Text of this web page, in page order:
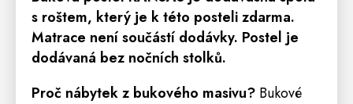
s roštem, který je k této posteli zdarma.
Matrace není součástí dodávky. Postel je
dodávaná bez nočních stolků.
Proč nábytek z bukového masivu? Bukové